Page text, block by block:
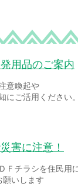
用品のご案内
意喚起や
にご活用ください。
害に注意！
チラシを住民用
いします